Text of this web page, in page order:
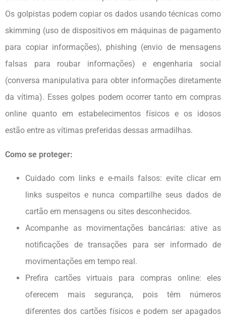
Os golpistas podem copiar os dados usando técnicas como
skimming (uso de dispositivos em máquinas de pagamento
para copiar informações), phishing (envio de mensagens
falsas para roubar informações) e engenharia social
(conversa manipulativa para obter informações diretamente
da vítima). Esses golpes podem ocorrer tanto em compras
online quanto em estabelecimentos físicos e os idosos
estão entre as vítimas preferidas dessas armadilhas.
Como se proteger:
Cuidado com links e e-mails falsos: evite clicar em
links suspeitos e nunca compartilhe seus dados de
cartão em mensagens ou sites desconhecidos.
Acompanhe as movimentações bancárias: ative as
notificações de transações para ser informado de
movimentações em tempo real.
Prefira cartões virtuais para compras online: eles
oferecem mais segurança, pois têm números
diferentes dos cartões físicos e podem ser apagados